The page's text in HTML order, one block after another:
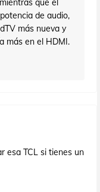
que el
de audio,
más nueva y
más en el HDMI.
esa TCL si tienes un